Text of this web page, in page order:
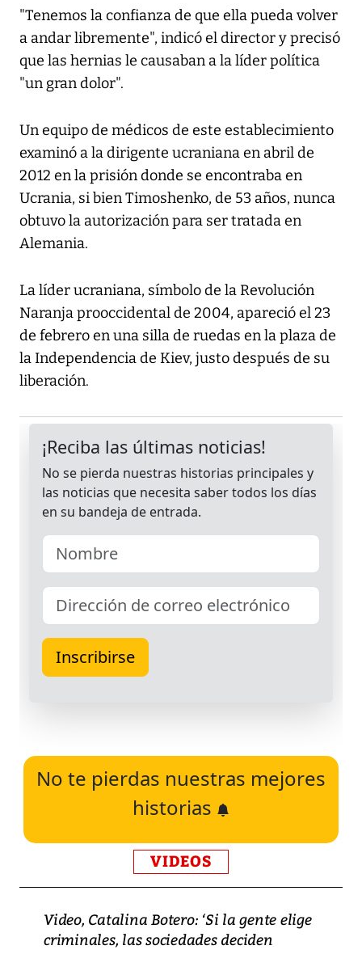
"Tenemos la confianza de que ella pueda volver
a andar libremente", indicó el director y precisó
que las hernias le causaban a la líder política
"un gran dolor".
Un equipo de médicos de este establecimiento
examinó a la dirigente ucraniana en abril de
2012 en la prisión donde se encontraba en
Ucrania, si bien Timoshenko, de 53 años, nunca
obtuvo la autorización para ser tratada en
Alemania.
La líder ucraniana, símbolo de la Revolución
Naranja prooccidental de 2004, apareció el 23
de febrero en una silla de ruedas en la plaza de
la Independencia de Kiev, justo después de su
liberación.
No te pierdas nuestras mejores
historias
VIDEOS
Video, Catalina Botero: ‘Si la gente elige
criminales, las sociedades deciden